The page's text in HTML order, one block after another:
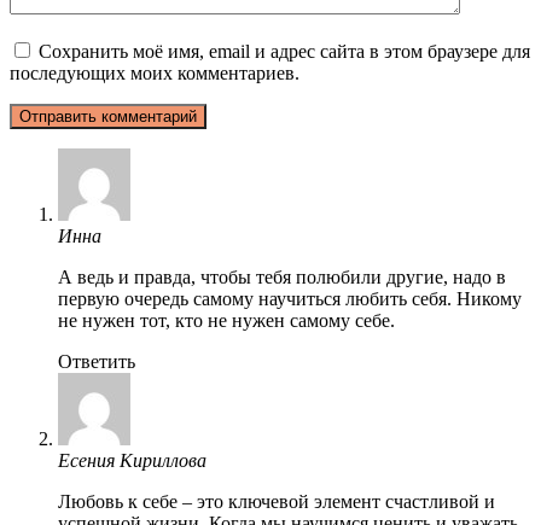
Сохранить моё имя, email и адрес сайта в этом браузере для
последующих моих комментариев.
Инна
А ведь и правда, чтобы тебя полюбили другие, надо в
первую очередь самому научиться любить себя. Никому
не нужен тот, кто не нужен самому себе.
Ответить
Есения Кириллова
Любовь к себе – это ключевой элемент счастливой и